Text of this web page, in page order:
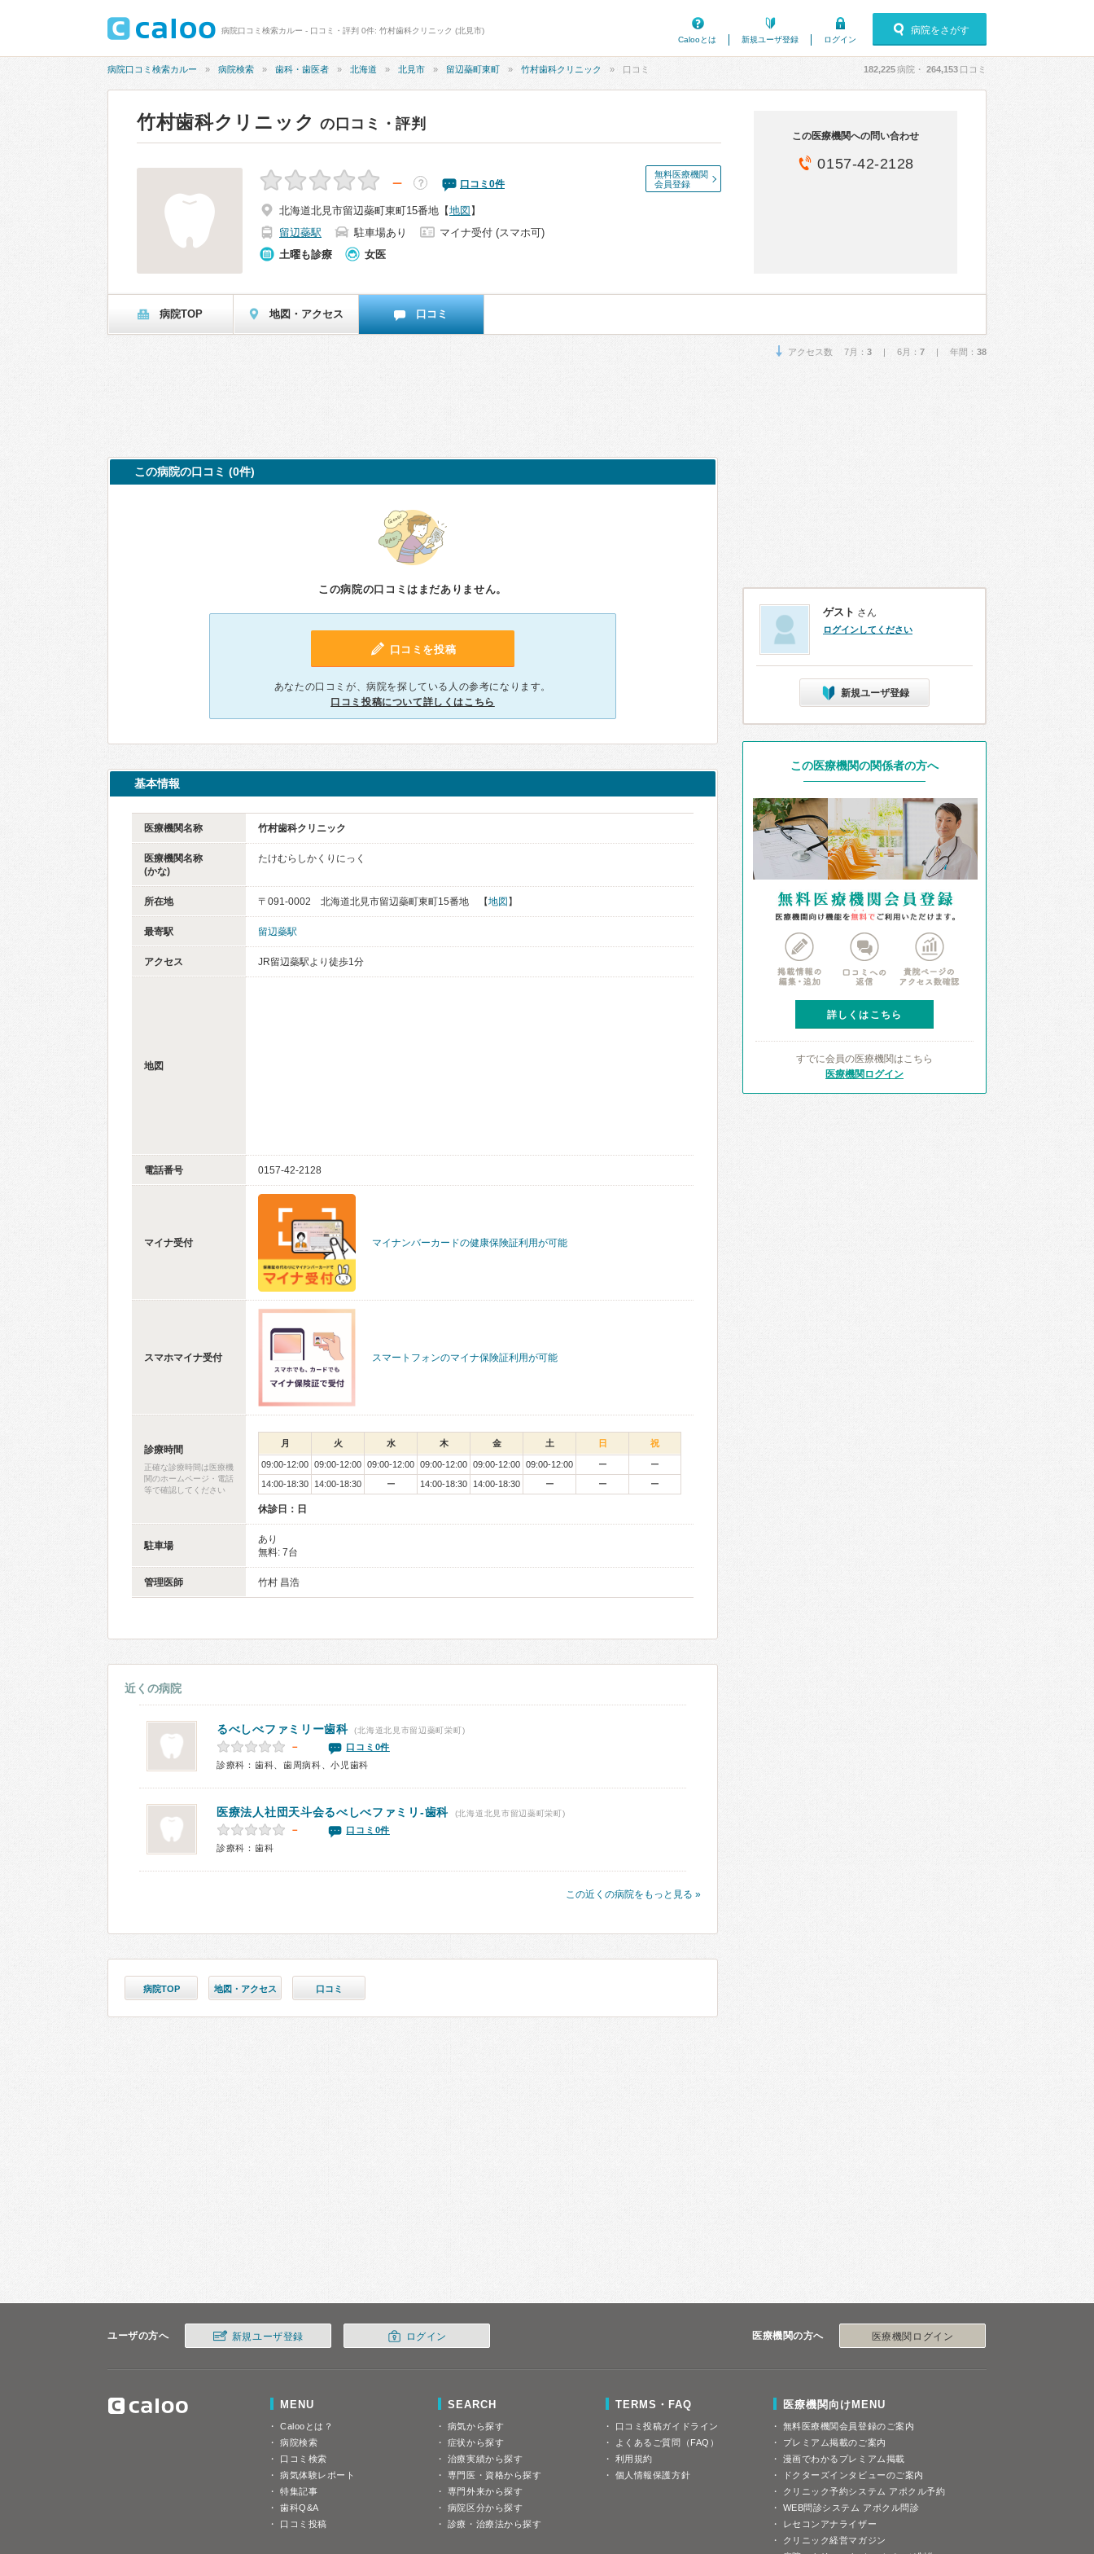
病院口コミ検索カルー - 口コミ・評判 0件: 竹村歯科クリニック (北見市)
Calooとは
新規ユーザ登録 ログイン
病院をさがす
病院口コミ検索カルー 病院検索 歯科・歯医者 北海道 北見市 留辺蘂町東町 竹村歯科クリニック 口コミ 182,225病院・ 264,153 口コミ
竹村歯科クリニック の口コミ・評判
無料医療機関
会員登録
－ ？ 口コミ 0件
北海道北見市留辺蘂町東町15番地 【地図 】
留辺蘂駅
駐車場あり
マイナ受付 (スマホ可)
土曜も診療
女医
この医療機関への問い合わせ
0157-42-2128
病院TOP 地図・アクセス 口コミ
アクセス数 7月： 3 | 6月： 7 | 年間： 38
この病院の口コミ (0件)
この病院の口コミはまだありません。
口コミを投稿
あなたの口コミが、病院を探している人の参考になります。
口コミ投稿について詳しくはこちら
基本情報
医療機関名称 竹村歯科クリニック
医療機関名称
(かな)
たけむらしかくりにっく
所在地 〒091-0002 北海道北見市留辺蘂町東町15番地 【地図 】
最寄駅 留辺蘂駅
アクセス JR留辺蘂駅より徒歩1分
地図
電話番号 0157-42-2128
マイナ受付 マイナンバーカードの健康保険証利用が可能
スマホマイナ受付 スマートフォンのマイナ保険証利用が可能
診療時間
正確な診療時間は医療機
関のホームページ・電話
等で確認してください
月 火 水 木 金 土 日 祝
09:00-12:00 09:00-12:00 09:00-12:00 09:00-12:00 09:00-12:00 09:00-12:00 ー
ー
14:00-18:30
14:00-18:30 ー 14:00-18:30 14:00-18:30 ー ー ー
休診日：日
駐車場
あり
無料: 7台
管理医師 竹村 昌浩
近くの病院
るべしべファミリー歯科 (北海道北見市留辺蘂町栄町)
－
口コミ0件
診療科：歯科、歯周病科、小児歯科
医療法人社団天斗会るべしべファミリ-歯科 (北海道北見市留辺蘂町栄町)
－
口コミ0件
診療科：歯科
この近くの病院をもっと見る »
病院TOP 地図・アクセス 口コミ
ゲスト さん
ログインしてください
新規ユーザ登録
この医療機関の関係者の方へ
詳しくはこちら
すでに会員の医療機関はこちら
医療機関ログイン
ユーザの方へ 新規ユーザ登録 ログイン 医療機関の方へ 医療機関ログイン
MENU
Calooとは？
病院検索
口コミ検索
病気体験レポート
特集記事
歯科Q&A
口コミ投稿
SEARCH
病気から探す
症状から探す
治療実績から探す
専門医・資格から探す
専門外来から探す
病院区分から探す
診療・治療法から探す
TERMS・FAQ
口コミ投稿ガイドライン
よくあるご質問（FAQ）
利用規約
個人情報保護方針
医療機関向けMENU
無料医療機関会員登録のご案内
プレミアム掲載のご案内
漫画でわかるプレミアム掲載
ドクターズインタビューのご案内
クリニック予約システム アポクル予約
WEB問診システム アポクル問診
レセコンアナライザー
クリニック経営マガジン